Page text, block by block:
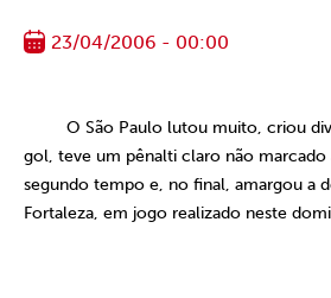
23/04/2006 - 00:00
O São Paulo lutou muito, criou
gol, teve um pênalti claro não marcado
segundo tempo e, no final, amargou a
Fortaleza, em jogo realizado neste